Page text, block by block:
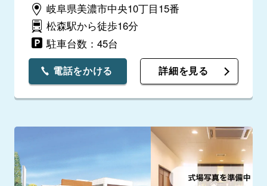
岐阜県美濃市中央10丁目15番
松森駅から徒歩16分
駐車台数：45台
電話をかける 詳細を見る